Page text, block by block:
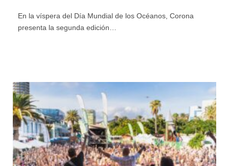
En la víspera del Día Mundial de los Océanos, Corona
presenta la segunda edición…